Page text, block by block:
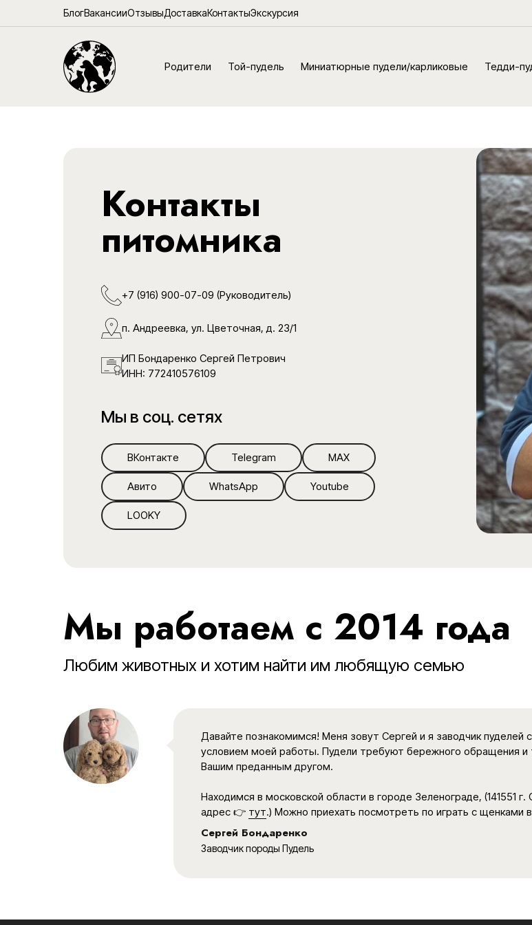
БлогВакансииОтзывыДоставкаКонтактыЭкскурсия
Родители Той-пудель Миниатюрные пудели/карликовые Тедди-
Контакты
питомника
+7 (916) 900-07-09 (Руководитель)
п. Андреевка, ул. Цветочная, д. 23/1
ИП Бондаренко Сергей Петрович
ИНН: 772410576109
Мы в соц. сетях
ВКонтакте Telegram МАХ
Авито WhatsApp Youtube
LOOKY
Мы работаем с 2014 года
Любим животных и хотим найти им любящую семью
Давайте познакомимся! Меня зовут Сергей и я заводчик
условием моей работы. Пудели требуют бережного обращения
Вашим преданным другом.
Находимся в московской области в городе Зеленограде, (141551
адрес 👉 тут.) Можно приехать посмотреть по играть с щенками
Сергей Бондаренко
Заводчик породы Пудель